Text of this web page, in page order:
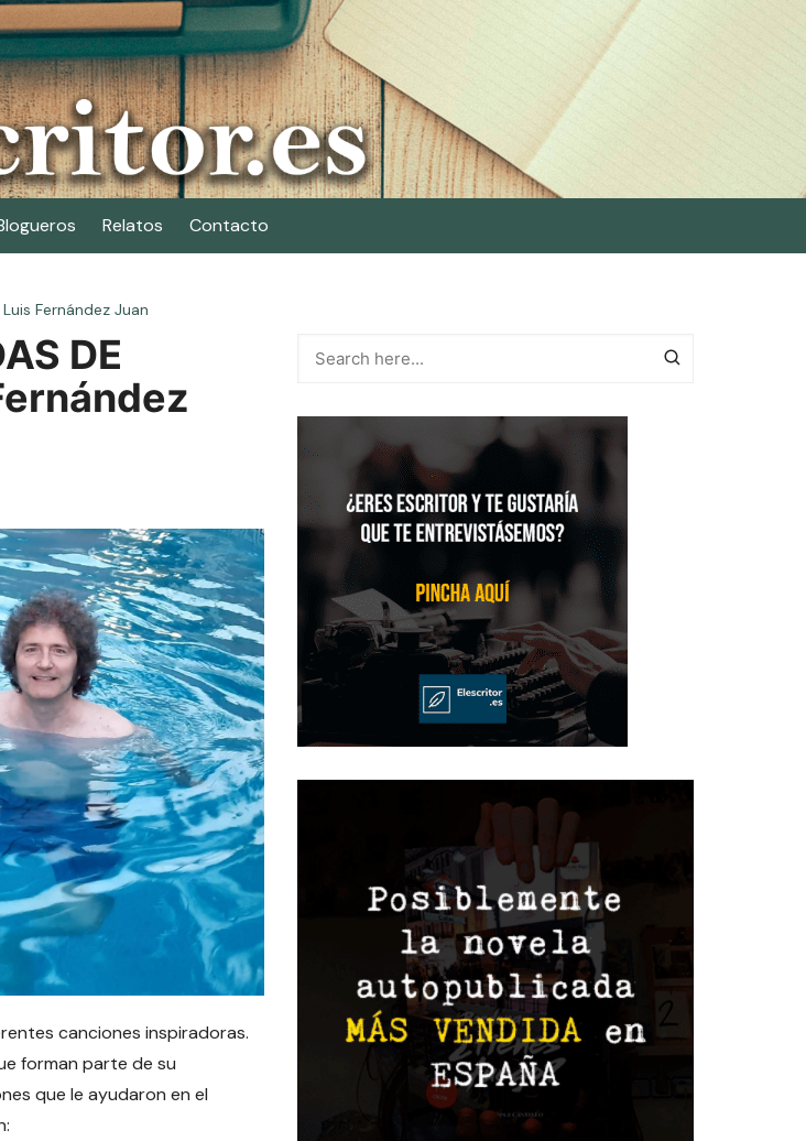
Relatos Contacto
Luis Fernández Juan
DE
canciones inspiradoras.
forman parte de su
que le ayudaron en el